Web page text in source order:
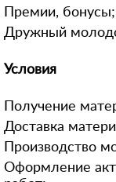
Премии, бонусы;
Дружный
Условия
Получение
Доставка
Производство
Оформление